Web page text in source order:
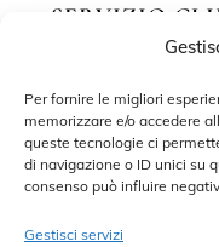
Per fornire le migliori
memorizzare e/o accedere
queste tecnologie ci
di navigazione o ID unici su
consenso può influire
Gestisci servizi
SERVIZIO
Contatti
Privacy Policy